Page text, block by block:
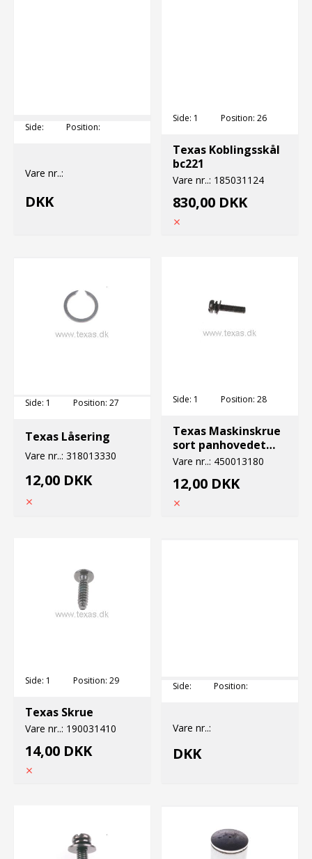
Side: Position:
Vare nr..:
DKK
Side: 1 Position: 26
Texas Koblingsskål
bc221
Vare nr..: 185031124
830,00 DKK
Side: 1 Position: 27
Texas Låsering
Vare nr..: 318013330
12,00 DKK
Side: 1 Position: 28
Texas Maskinskrue
sort panhovedet
5x20
Vare nr..: 450013180
12,00 DKK
Side: 1 Position: 29
Texas Skrue
Vare nr..: 190031410
14,00 DKK
Side: Position:
Vare nr..:
DKK